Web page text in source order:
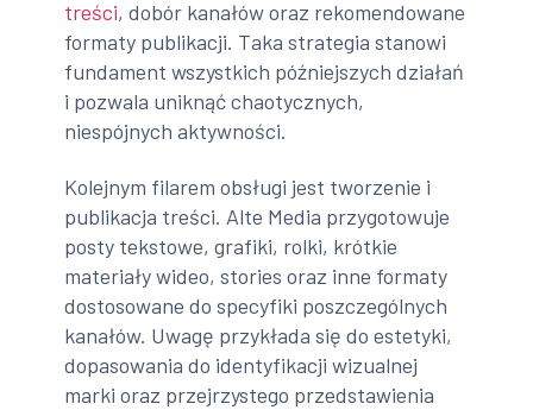
treści, dobór kanałów oraz rekomendowane
formaty publikacji. Taka strategia stanowi
fundament wszystkich późniejszych działań
i pozwala uniknąć chaotycznych,
niespójnych aktywności.
Kolejnym filarem obsługi jest tworzenie i
publikacja treści. Alte Media przygotowuje
posty tekstowe, grafiki, rolki, krótkie
materiały wideo, stories oraz inne formaty
dostosowane do specyfiki poszczególnych
kanałów. Uwagę przykłada się do estetyki,
dopasowania do identyfikacji wizualnej
marki oraz przejrzystego przedstawienia